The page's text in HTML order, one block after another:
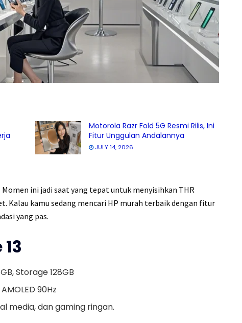
Motorola Razr Fold 5G Resmi Rilis, Ini
Fitur Unggulan Andalannya
JULY 14, 2026
ini jadi saat yang tepat untuk menyisihkan THR
Kalau kamu sedang mencari HP murah terbaik dengan fitur
yang pas.
Storage 128GB
90Hz
media, dan gaming ringan.